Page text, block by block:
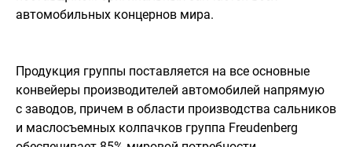
автомобильных концернов мира.
Продукция группы поставляется на все основные
конвейеры производителей автомобилей напрямую
с заводов, причем в области производства сальников
и маслосъемных колпачков группа Freudenberg